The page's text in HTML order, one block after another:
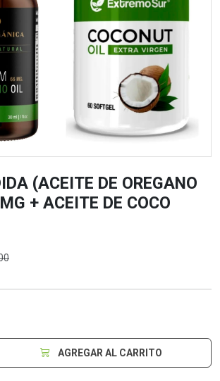
(ACEITE DE OREGANO
+ ACEITE DE COCO
AGREGAR AL CARRITO